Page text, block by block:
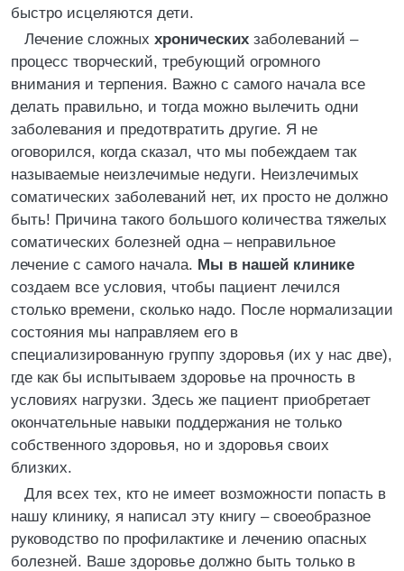
быстро исцеляются дети.
Лечение сложных хронических заболеваний –
процесс творческий, требующий огромного
внимания и терпения. Важно с самого начала все
делать правильно, и тогда можно вылечить одни
заболевания и предотвратить другие. Я не
оговорился, когда сказал, что мы побеждаем так
называемые неизлечимые недуги. Неизлечимых
соматических заболеваний нет, их просто не должно
быть! Причина такого большого количества тяжелых
соматических болезней одна – неправильное
лечение с самого начала. Мы в нашей клинике
создаем все условия, чтобы пациент лечился
столько времени, сколько надо. После нормализации
состояния мы направляем его в
специализированную группу здоровья (их у нас две),
где как бы испытываем здоровье на прочность в
условиях нагрузки. Здесь же пациент приобретает
окончательные навыки поддержания не только
собственного здоровья, но и здоровья своих
близких.
Для всех тех, кто не имеет возможности попасть в
нашу клинику, я написал эту книгу – своеобразное
руководство по профилактике и лечению опасных
болезней. Ваше здоровье должно быть только в